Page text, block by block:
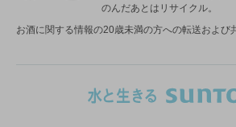
のんだあとはリサイクル。
お酒に関する情報の20歳未満の方への転送および